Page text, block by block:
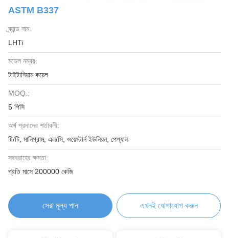
ASTM B337
ব্র্যান্ড নাম:
LHTi
মডেল নম্বর:
টাইটানিয়াম কয়েল
MOQ.:
5 পিসি
অর্থ প্রদানের শর্তাবলী:
টি/টি, মানিগ্রাম, এল/সি, ওয়েস্টার্ন ইউনিয়ন, পেপ্যাল
সরবরাহের ক্ষমতা:
প্রতি মাসে 200000 কেজি
সেরা মূল্য পান এখনই যোগাযোগ করুন